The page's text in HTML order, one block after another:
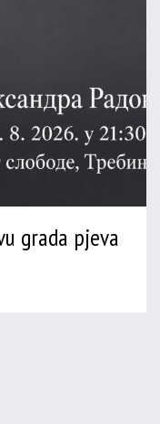
grada pjeva